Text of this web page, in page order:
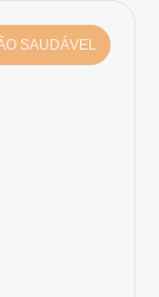
SAUDÁVEL